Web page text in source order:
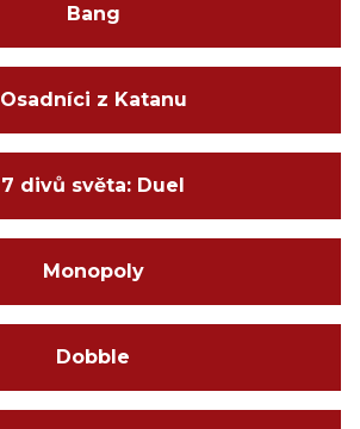
Bang
Osadníci z Katanu
7 divů světa: Duel
Monopoly
Dobble